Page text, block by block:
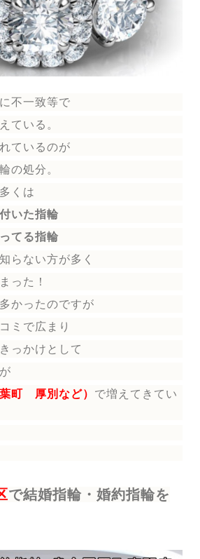
不一致等で
ている。
ているのが
の処分。
くは
いた指輪
てる指輪
らない方が多く
った！
かったのですが
ミで広まり
きっかけとして
が
町 厚別など） で増えてきてい
で結婚指輪・婚約指輪を